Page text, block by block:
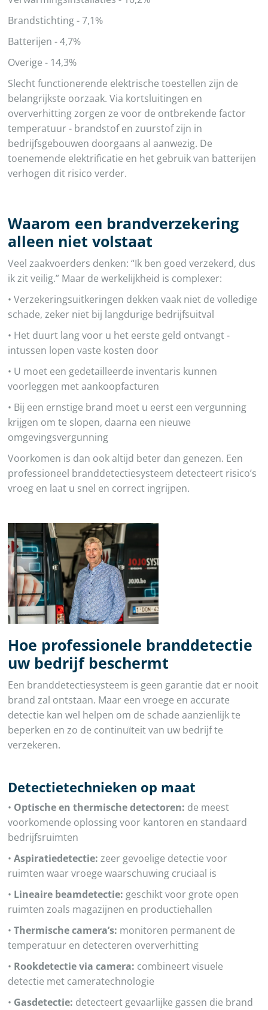
Brandstichting - 7,1%
Batterijen - 4,7%
Overige - 14,3%
Slecht functionerende elektrische toestellen zijn de
belangrijkste oorzaak. Via kortsluitingen en
oververhitting zorgen ze voor de ontbrekende factor
temperatuur - brandstof en zuurstof zijn in
bedrijfsgebouwen doorgaans al aanwezig. De
toenemende elektrificatie en het gebruik van batterijen
verhogen dit risico verder.
Waarom een brandverzekering
alleen niet volstaat
Veel zaakvoerders denken: “Ik ben goed verzekerd, dus
ik zit veilig.” Maar de werkelijkheid is complexer:
• Verzekeringsuitkeringen dekken vaak niet de volledige
schade, zeker niet bij langdurige bedrijfsuitval
• Het duurt lang voor u het eerste geld ontvangt -
intussen lopen vaste kosten door
• U moet een gedetailleerde inventaris kunnen
voorleggen met aankoopfacturen
• Bij een ernstige brand moet u eerst een vergunning
krijgen om te slopen, daarna een nieuwe
omgevingsvergunning
Voorkomen is dan ook altijd beter dan genezen. Een
professioneel branddetectiesysteem detecteert risico’s
vroeg en laat u snel en correct ingrijpen.
Hoe professionele branddetectie
uw bedrijf beschermt
Een branddetectiesysteem is geen garantie dat er nooit
brand zal ontstaan. Maar een vroege en accurate
detectie kan wel helpen om de schade aanzienlijk te
beperken en zo de continuïteit van uw bedrijf te
verzekeren.
Detectietechnieken op maat
• Optische en thermische detectoren: de meest
voorkomende oplossing voor kantoren en standaard
bedrijfsruimten
•Aspiratiedetectie:zeer gevoelige detectie voor
ruimten waar vroege waarschuwing cruciaal is
• Lineaire beamdetectie: geschikt voor grote open
ruimten zoals magazijnen en productiehallen
•Thermische camera’s: monitoren permanent de
temperatuur en detecteren oververhitting
• Rookdetectie via camera: combineert visuele
detectie met cameratechnologie
• Gasdetectie: detecteert gevaarlijke gassen die brand